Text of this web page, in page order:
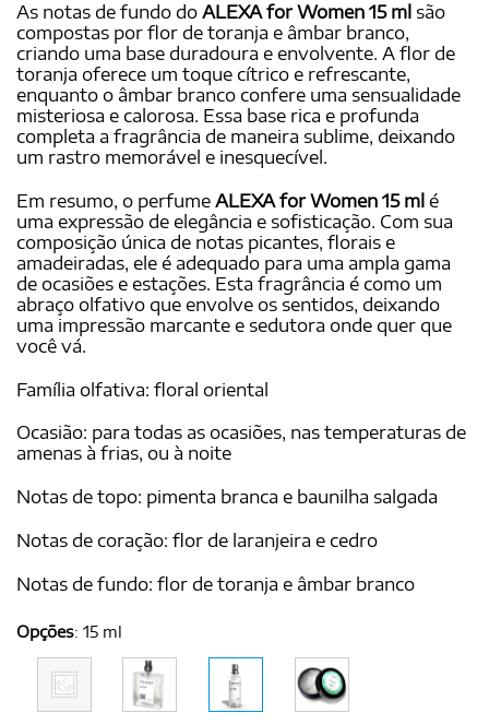
As notas de fundo do ALEXA for Women 15 ml são
compostas por flor de toranja e âmbar branco,
criando uma base duradoura e envolvente. A flor de
toranja oferece um toque cítrico e refrescante,
enquanto o âmbar branco confere uma sensualidade
misteriosa e calorosa. Essa base rica e profunda
completa a fragrância de maneira sublime, deixando
um rastro memorável e inesquecível.
Em resumo, o perfume ALEXA for Women 15 ml é
uma expressão de elegância e sofisticação. Com sua
composição única de notas picantes, florais e
amadeiradas, ele é adequado para uma ampla gama
de ocasiões e estações. Esta fragrância é como um
abraço olfativo que envolve os sentidos, deixando
uma impressão marcante e sedutora onde quer que
você vá.
Família olfativa: floral oriental
Ocasião: para todas as ocasiões, nas temperaturas de
amenas à frias, ou à noite
Notas de topo: pimenta branca e baunilha salgada
Notas de coração: flor de laranjeira e cedro
Notas de fundo: flor de toranja e âmbar branco
Opções: 15 ml